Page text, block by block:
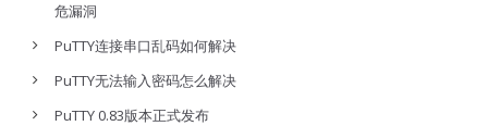
危漏洞
PuTTY连接串口乱码如何解决
PuTTY无法输入密码怎么解决
PuTTY 0.83版本正式发布